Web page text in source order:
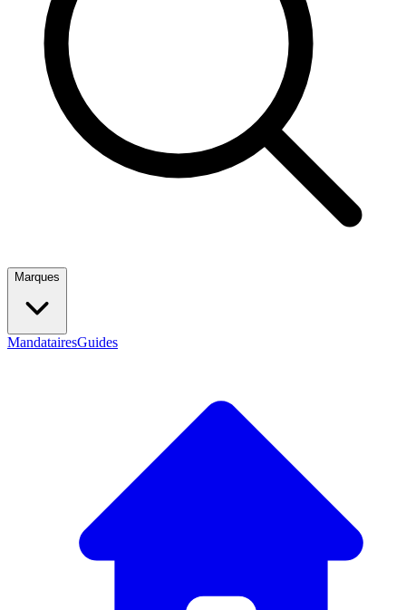
Marques
MandatairesGuides